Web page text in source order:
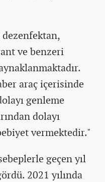
ve benzeri
araç içerisinde
genleme
dolayı
vermektedir."
geçen yıl
2021 yılında